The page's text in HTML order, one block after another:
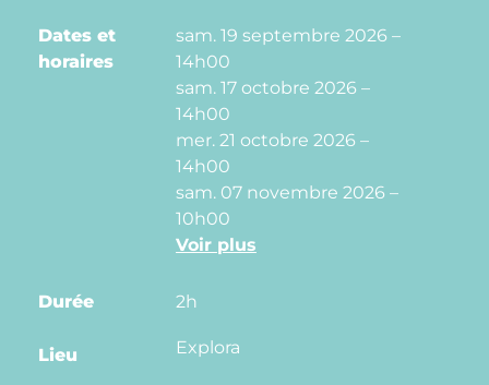
Dates et
horaires
sam. 19 septembre 2026 –
14h00
sam. 17 octobre 2026 –
14h00
mer. 21 octobre 2026 –
14h00
sam. 07 novembre 2026 –
10h00
Durée 2h
Lieu Explora